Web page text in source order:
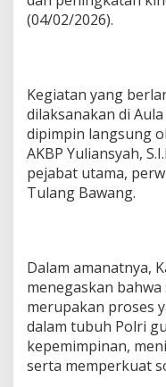
r
i
t
(04/02/2026).
Kegiatan yang
dilaksanakan di
dipimpin langsung
AKBP Yuliansyah,
pejabat utama,
Tulang Bawang.
Dalam amanatnya,
menegaskan
merupakan proses
dalam tubuh Polri
kepemimpinan,
serta memperkuat